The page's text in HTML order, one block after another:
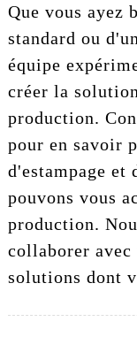
Que vous ayez
standard ou
équipe
créer la
production.
pour en savoir
d'estampage et
pouvons vous
production.
collaborer avec
solutions dont